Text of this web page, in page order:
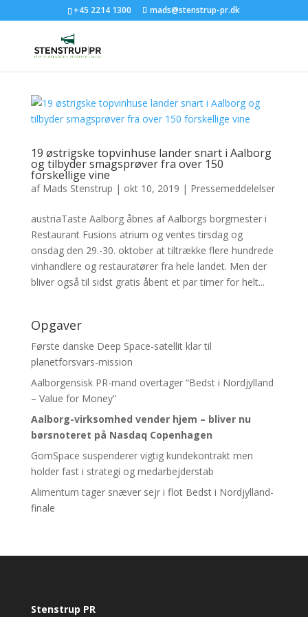
+45 2214 1300 mads@stenstrup-pr.dk
19 østrigske topvinhuse lander snart i Aalborg
og tilbyder smagsprøver fra over 150
forskellige vine
af Mads Stenstrup | okt 10, 2019 | Pressemeddelelser
austriaTaste Aalborg åbnes af Aalborgs borgmester i
Restaurant Fusions atrium og ventes tirsdag og
onsdag den 29.-30. oktober at tiltrække flere hundrede
vinhandlere og restauratører fra hele landet. Men der
bliver også til sidst gratis åbent et par timer for helt...
Opgaver
Første danske Deep Space-satellit klar til
planetforsvars-mission
Aalborgensisk PR-mand overtager “Bedst i Nordjylland
– Value for Money”
Aalborg-virksomhed vender hjem – bliver nu
børsnoteret på Nasdaq Copenhagen
GomSpace suspenderer vigtig kundekontrakt men
holder fast i strategi og medarbejderstab
Alimentum tager snæver sejr i flot Bedst i Nordjylland-
finale
Stenstrup PR